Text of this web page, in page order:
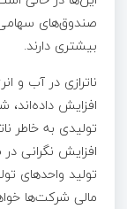
صندوق‌های
بیشتری دارند.
ناترازی در آب و
افزایش داده‌اند،
تولیدی به خاطر
افزایش نگرانی
تولید واحد‌های
مالی شرکت‌ها